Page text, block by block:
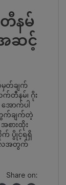
နမ်
အဆင့်
မှတ်ချက်
က်တီနမ်၊ ဂိုး
ောက်ပါ
က်ချက်တဲ့
စားထိုး
က် ပွိုင့်ရရှိ
ရီလအတွက်
Share on: